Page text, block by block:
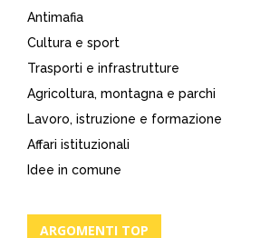
Antimafia
Cultura e sport
Trasporti e infrastrutture
Agricoltura, montagna e parchi
Lavoro, istruzione e formazione
Affari istituzionali
Idee in comune
ARGOMENTI TOP